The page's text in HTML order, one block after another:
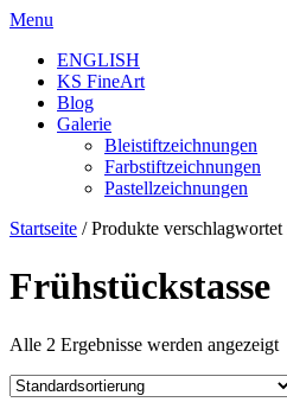
Skip
content
Menu
ENGLISH
KS FineArt
Blog
Galerie
Bleistiftzeichnungen
Farbstiftzeichnungen
Pastellzeichnungen
Startseite / Produkte verschlagwortet
Frühstückstasse
Alle 2 Ergebnisse werden angezeigt